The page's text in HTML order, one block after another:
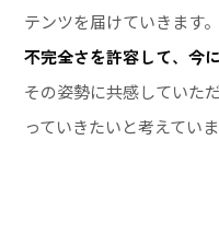
テンツを届けていきます。
不完全さを許容して、今
その姿勢に共感していた
っていきたいと考えていま